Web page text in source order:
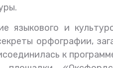
и
орфографии,
к